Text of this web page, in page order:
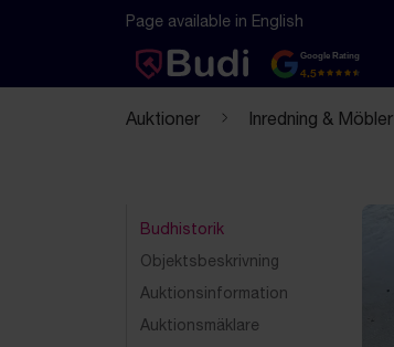
Hoppa till innehåll
Textbaserad (markdown) version av denna sida
Page available in English
Google Rating
4.5
Auktioner Inredning & Möbler
Budhistorik
Objektsbeskrivning
Auktionsinformation
Auktionsmäklare